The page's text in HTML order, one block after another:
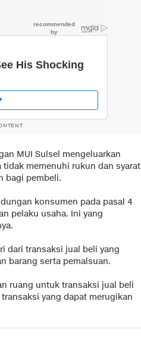
MUI Sulsel mengeluarkan
memenuhi rukun dan syarat
bagi pembeli.
konsumen pada pasal 4
pelaku usaha. Ini yang
dari transaksi jual beli yang
barang serta pemalsuan.
ruang untuk transaksi jual beli
yang dapat merugikan